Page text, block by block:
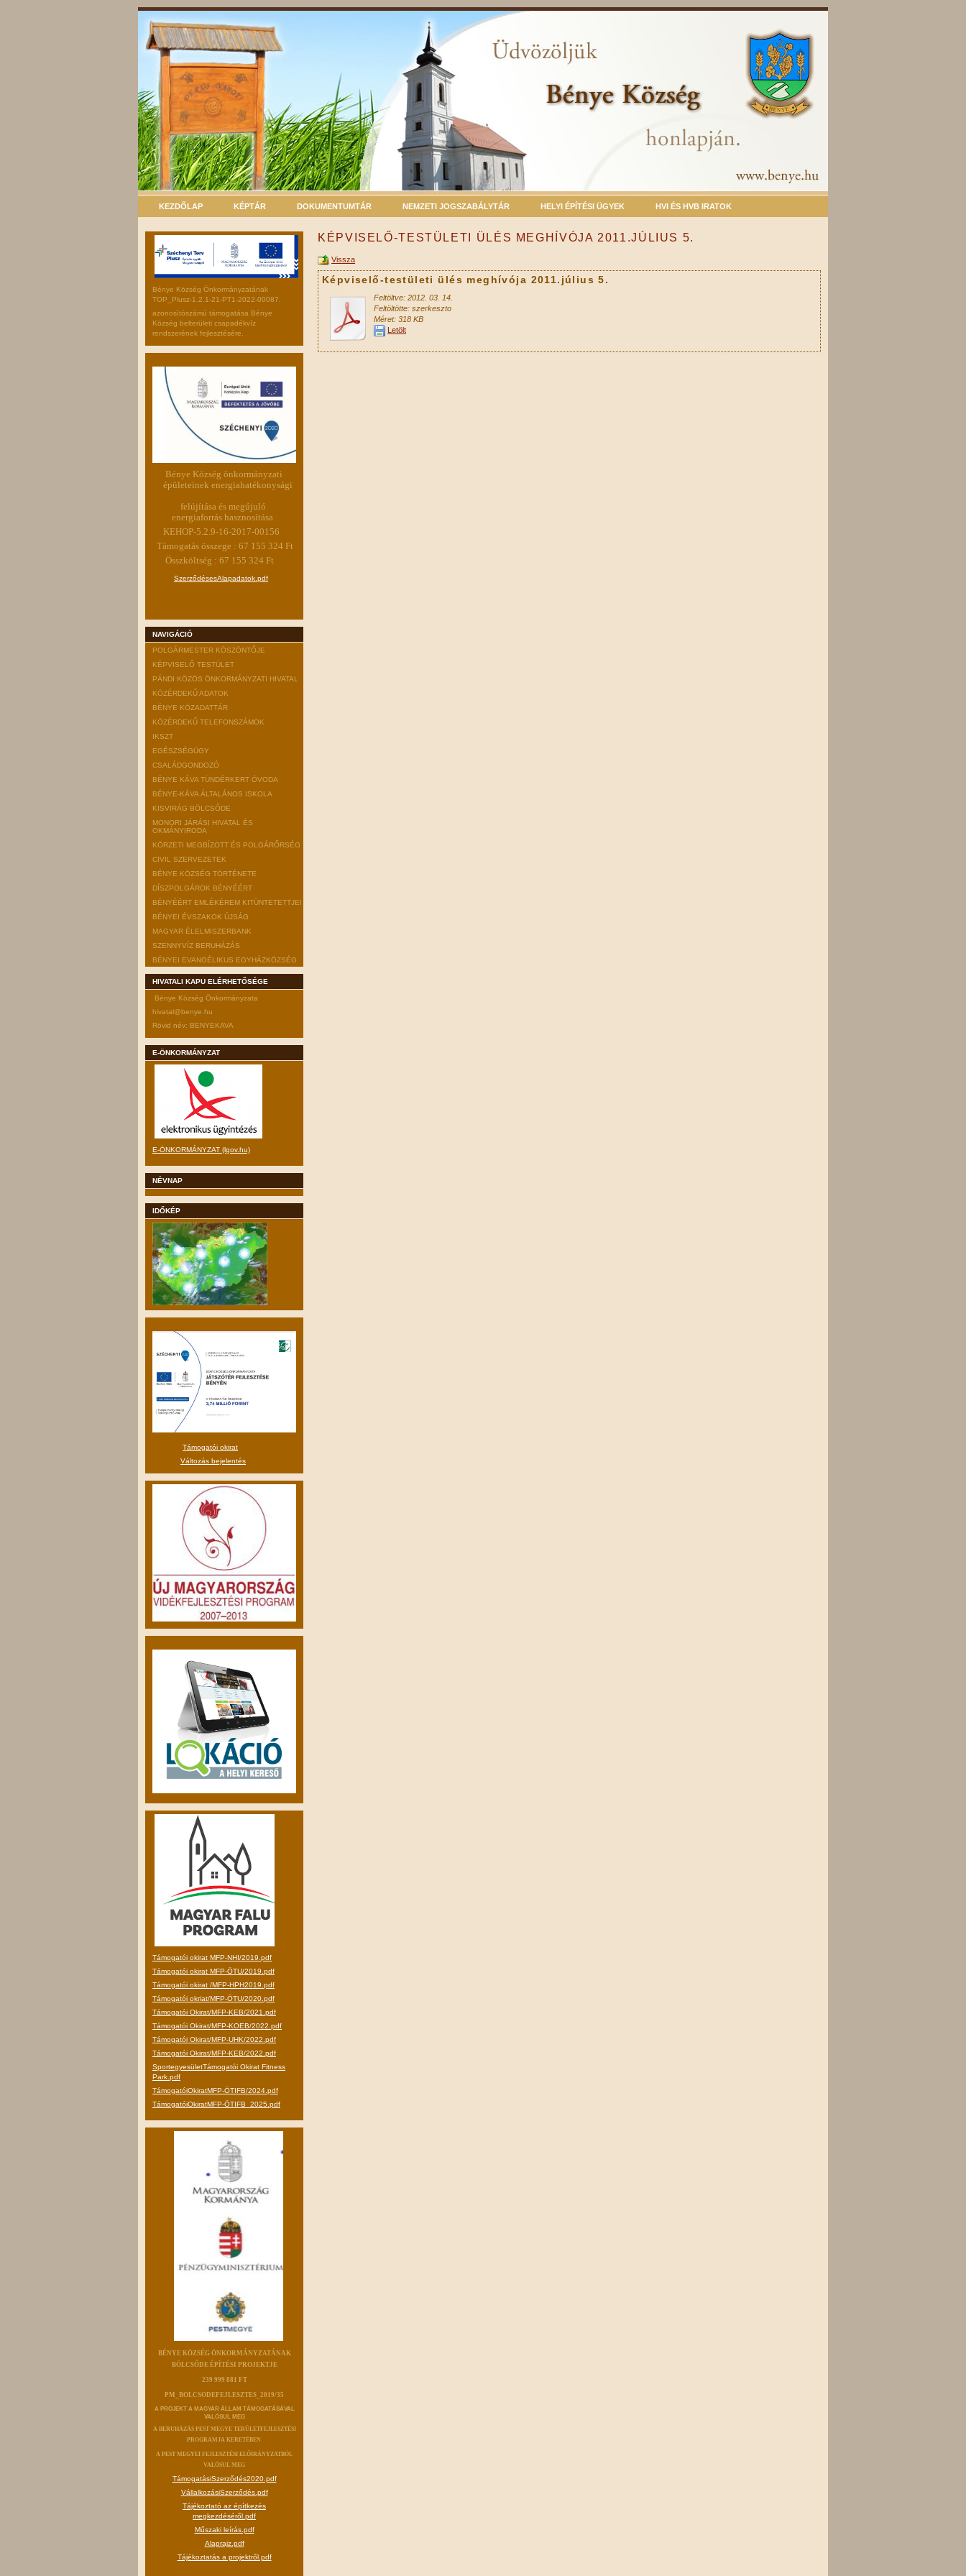
KEZDŐLAP KÉPTÁR DOKUMENTUMTÁR NEMZETI JOGSZABÁLYTÁR HELYI ÉPÍTÉSI ÜGYEK HVI ÉS HVB IRATOK
Bénye Község Önkormányzatának
TOP_Plusz-1.2.1-21-PT1-2022-00087.
azonosítószámú támogatása Bénye
Község belterületi csapadékvíz
rendszerének fejlesztésére.
Bénye Község önkormányzati
épületeinek energiahatékonysági
felújítása és megújuló
energiaforrás hasznosítása
KEHOP-5.2.9-16-2017-00156
Támogatás összege : 67 155 324 Ft
Összköltség : 67 155 324 Ft
SzerződésesAlapadatok.pdf
NAVIGÁCIÓ
POLGÁRMESTER KÖSZÖNTŐJE
KÉPVISELŐ TESTÜLET
PÁNDI KÖZÖS ÖNKORMÁNYZATI HIVATAL
KÖZÉRDEKŰ ADATOK
BÉNYE KÖZADATTÁR
KÖZÉRDEKŰ TELEFONSZÁMOK
IKSZT
EGÉSZSÉGÜGY
CSALÁDGONDOZÓ
BÉNYE KÁVA TÜNDÉRKERT ÓVODA
BÉNYE-KÁVA ÁLTALÁNOS ISKOLA
KISVIRÁG BÖLCSŐDE
MONORI JÁRÁSI HIVATAL ÉS
OKMÁNYIRODA
KÖRZETI MEGBÍZOTT ÉS POLGÁRŐRSÉG
CIVIL SZERVEZETEK
BÉNYE KÖZSÉG TÖRTÉNETE
DÍSZPOLGÁROK BÉNYÉÉRT
BÉNYÉÉRT EMLÉKÉREM KITÜNTETETTJEI
BÉNYEI ÉVSZAKOK ÚJSÁG
MAGYAR ÉLELMISZERBANK
SZENNYVÍZ BERUHÁZÁS
BÉNYEI EVANGÉLIKUS EGYHÁZKÖZSÉG
HIVATALI KAPU ELÉRHETŐSÉGE
Bénye Község Önkormányzata
hivatal@benye.hu
Rövid név: BENYEKAVA
E-ÖNKORMÁNYZAT
E-ÖNKORMÁNYZAT (lgov.hu)
NÉVNAP
IDŐKÉP
Támogatói okirat
Változás bejelentés
Támogatói okirat MFP-NHI/2019.pdf
Támogatói okirat MFP-ÖTU/2019.pdf
Támogatói okirat /MFP-HPH2019.pdf
Támogatói okriat/MFP-ÖTU/2020.pdf
Támogatói Okirat/MFP-KEB/2021.pdf
Támogatói Okirat/MFP-KOEB/2022.pdf
Támogatói Okirat/MFP-UHK/2022.pdf
Támogatói Okirat/MFP-KEB/2022.pdf
SportegyesületTámogatói Okirat Fitness
Park.pdf
TámogatóiOkiratMFP-ÖTIFB/2024.pdf
TámogatóiOkiratMFP-ÖTIFB_2025.pdf
BÉNYE KÖZSÉG ÖNKORMÁNYZATÁNAK
BÖLCSŐDE ÉPÍTÉSI PROJEKTJE
239 999 881 FT
PM_BOLCSODEFEJLESZTES_2019/35
A PROJEKT A MAGYAR ÁLLAM TÁMOGATÁSÁVAL
VALÓSUL MEG
A BERUHÁZÁS PEST MEGYE TERÜLETFEJLESZTÉSI
PROGRAMJA KERETÉBEN
A PEST MEGYEI FEJLESZTÉSI ELŐIRÁNYZATBÓL
VALÓSUL MEG
TámogatásiSzerződés2020.pdf
VállalkozásiSzerződés.pdf
Tájékoztató az építkezés
megkezdéséről.pdf
Műszaki leírás.pdf
Alaprajz.pdf
Tájékoztatás a projektről.pdf
KÉPVISELŐ-TESTÜLETI ÜLÉS MEGHÍVÓJA 2011.JÚLIUS 5.
Vissza
Képviselő-testületi ülés meghívója 2011.július 5.
Feltöltve: 2012. 03. 14.
Feltöltötte: szerkeszto
Méret: 318 KB
Letölt